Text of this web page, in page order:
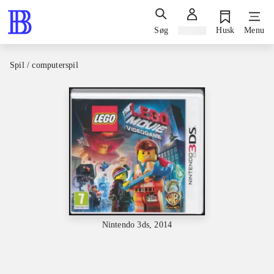
Søg Husk Menu
Spil / computerspil
Nintendo 3ds, 2014